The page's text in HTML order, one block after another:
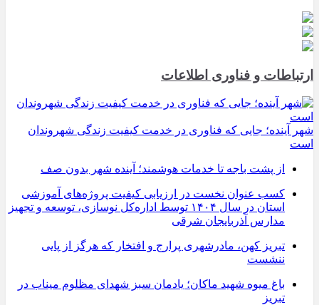
ارتباطات و فناوری اطلاعات
شهر آینده؛ جایی که فناوری در خدمت کیفیت زندگی شهروندان
است
از پشت باجه تا خدمات هوشمند؛ آینده شهر بدون صف
کسب عنوان نخست در ارزیابی کیفیت پروژه‌های آموزشی
استان در سال ۱۴۰۴ توسط اداره‌کل نوسازی، توسعه و تجهیز
مدارس آذربایجان شرقی
تبریز کهن، مادرشهری پرارج و افتخار که هرگز از پایی
ننشست
باغ میوه شهید ماکان؛ یادمان سبز شهدای مظلوم میناب در
تبریز